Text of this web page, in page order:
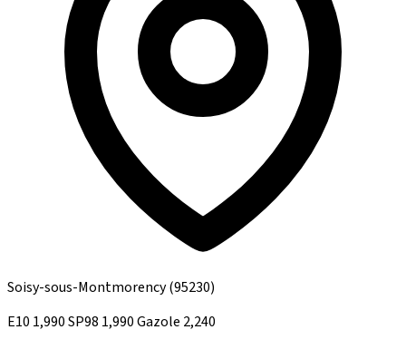
Soisy-sous-Montmorency(95230)
E10 1,990SP98 1,990Gazole 2,240